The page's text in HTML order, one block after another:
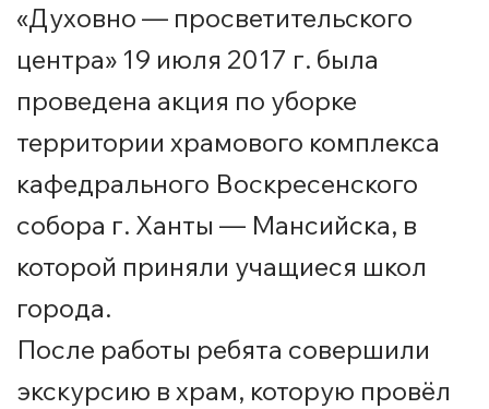
«Духовно — просветительского
центра» 19 июля 2017 г. была
проведена акция по уборке
территории храмового комплекса
кафедрального Воскресенского
собора г. Ханты — Мансийска, в
которой приняли учащиеся школ
города.
После работы ребята совершили
экскурсию в храм, которую провёл